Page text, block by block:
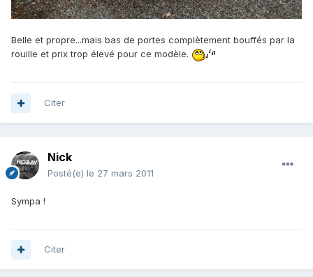
Belle et propre...mais bas de portes complètement bouffés par la
rouille et prix trop élevé pour ce modèle.
Citer
Nick
Posté(e) le 27 mars 2011
Sympa !
Citer